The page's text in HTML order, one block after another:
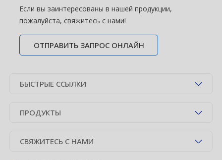
Если вы заинтересованы в нашей продукции,
пожалуйста, свяжитесь с нами!
ОТПРАВИТЬ ЗАПРОС ОНЛАЙН
БЫСТРЫЕ ССЫЛКИ
ПРОДУКТЫ
СВЯЖИТЕСЬ С НАМИ